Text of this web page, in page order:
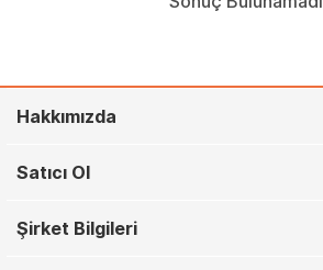
Hakkımızda
Satıcı Ol
Şirket Bilgileri